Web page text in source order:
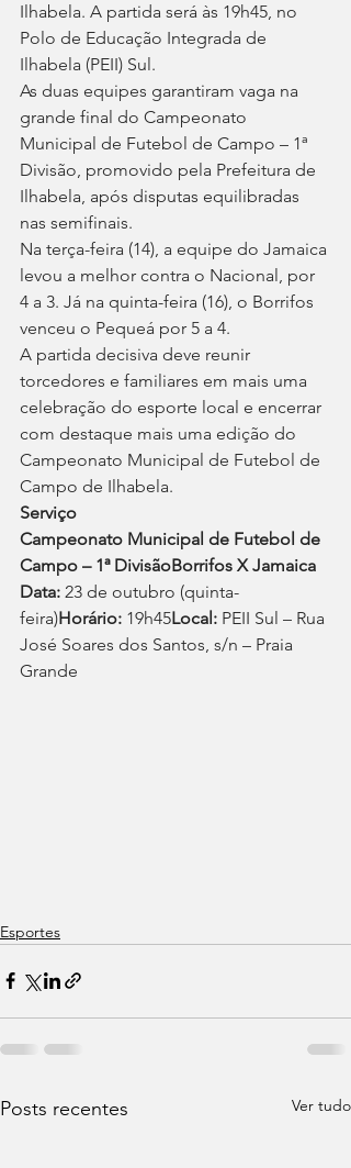
Ilhabela. A partida será às 19h45, no
Polo de Educação Integrada de
Ilhabela (PEII) Sul.
As duas equipes garantiram vaga na
grande final do Campeonato
Municipal de Futebol de Campo – 1ª
Divisão, promovido pela Prefeitura de
Ilhabela, após disputas equilibradas
nas semifinais.
Na terça-feira (14), a equipe do Jamaica
levou a melhor contra o Nacional, por
4 a 3. Já na quinta-feira (16), o Borrifos
venceu o Pequeá por 5 a 4.
A partida decisiva deve reunir
torcedores e familiares em mais uma
celebração do esporte local e encerrar
com destaque mais uma edição do
Campeonato Municipal de Futebol de
Campo de Ilhabela.
Serviço
Campeonato Municipal de Futebol de
Campo – 1ª DivisãoBorrifos X Jamaica
Data: 23 de outubro (quinta-
feira)Horário: 19h45Local: PEII Sul – Rua
José Soares dos Santos, s/n – Praia
Grande
Esportes
Posts recentes Ver tudo